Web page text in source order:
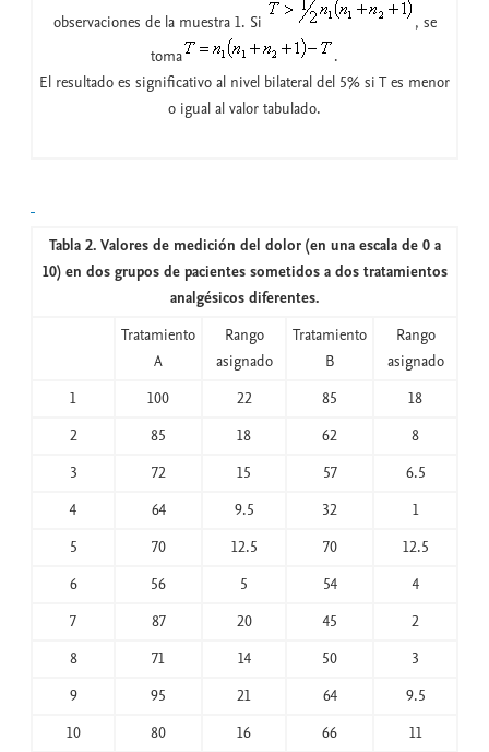
observaciones de la muestra 1. Si
, se
toma
.
El resultado es significativo al nivel bilateral del 5% si T es menor
o igual al valor tabulado.
Tabla 2. Valores de medición del dolor (en una escala de 0 a
10) en dos grupos de pacientes sometidos a dos tratamientos
analgésicos diferentes.
Tratamiento
A
Rango
asignado
Tratamiento
B
Rango
asignado
1
100 22 85
18
2
85 18 62
8
3
72 15 57
6.5
4
64 9.5 32
1
5
70 12.5 70
12.5
6
56 5 54
4
7
87 20 45
2
8
71 14 50
3
9
95 21 64
9.5
10
80 16 66
11